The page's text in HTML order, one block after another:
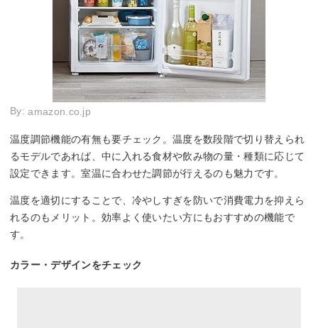
By:amazon.co.jp
温度調節機能の有無も要チェック。温度を数段階で切り替えられ
るモデルであれば、中に入れる食材や飲み物の量・種類に応じて
設定できます。室温に合わせた調節が行えるのも魅力です。
温度を適切にすることで、冷やしすぎを防いで消費電力を抑えら
れるのもメリット。効率よく使いたい方にもおすすめの機能で
す。
カラー・デザインをチェック